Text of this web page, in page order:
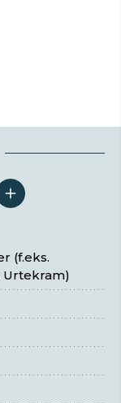
(f.eks.
Urtekram)